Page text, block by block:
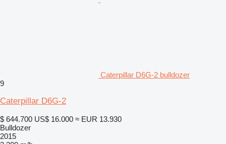
Caterpillar D6G-2 bulldozer
9
Caterpillar D6G-2
$ 644.700 US$ 16.000 ≈ EUR 13.930
Bulldozer
2015